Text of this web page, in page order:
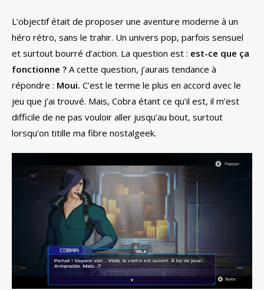
L’objectif était de proposer une aventure moderne à un
héro rétro, sans le trahir. Un univers pop, parfois sensuel
et surtout bourré d’action. La question est : est-ce que ça
fonctionne ? A cette question, j’aurais tendance à
répondre : Moui. C’est le terme le plus en accord avec le
jeu que j’ai trouvé. Mais, Cobra étant ce qu’il est, il m’est
difficile de ne pas vouloir aller jusqu’au bout, surtout
lorsqu’on titille ma fibre nostalgeek.